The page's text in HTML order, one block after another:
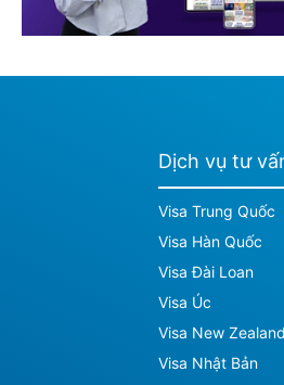
Dịch vụ tư
Visa Trung Quốc
Visa Hàn Quốc
Visa Đài Loan
Visa Úc
Visa New Zealand
Visa Nhật Bản